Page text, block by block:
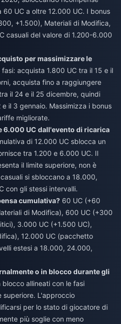
UC a oltre 12.000 UC. I bonus
+1.500), Materiali di Modifica,
casuali del valore di 1.200-6.000
per massimizzare le
fasi: acquista 1.800 UC tra il 15 e il
acquista fino a raggiungere
il 24 e il 25 dicembre, quindi
il 3 gennaio. Massimizza i bonus
migliorate.
6.000 UC dall'evento di ricarica
di 12.000 UC sblocca un
tra 1.200 e 6.000 UC. Il
il limite superiore, non è
si sbloccano a 18.000,
con gli stessi intervalli.
cumulativa? 60 UC (+60
di Modifica), 600 UC (+300
3.000 UC (+1.500 UC),
12.000 UC (pacchetto
estesi a 18.000, 24.000,
o in blocco durante gli
blocco allineati con le fasi
superiore. L'approccio
per lo stato di giocatore di
più soglie con meno